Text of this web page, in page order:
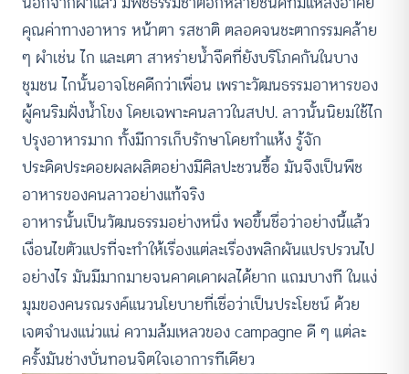
คุณค่าทางอาหาร หน้าตา รสชาติ ตลอดจนชะตากรรมคล้าย
ๆ ผำเช่น ไก และเตา สาหร่ายน้ำจืดที่ยังบริโภคกันในบาง
ชุมชน ไกนั้นอาจโชคดีกว่าเพื่อน เพราะวัฒนธรรมอาหารของ
ผู้คนริมฝั่งน้ำโขง โดยเฉพาะคนลาวในสปป. ลาวนั้นนิยมใช้ไก
ปรุงอาหารมาก ทั้งมีการเก็บรักษาโดยทำแห้ง รู้จัก
ประดิดประดอยผลผลิตอย่างมีศิลปะชวนซื้อ มันจึงเป็นพืช
อาหารของคนลาวอย่างแท้จริง
อาหารนั้นเป็นวัฒนธรรมอย่างหนึ่ง พอขึ้นชื่อว่าอย่างนี้แล้ว
เงื่อนไขตัวแปรที่จะทำให้เรื่องแต่ละเรื่องพลิกผันแปรปรวนไป
อย่างไร มันมีมากมายจนคาดเดาผลได้ยาก แถมบางที ในแง่
มุมของคนรณรงค์แนวนโยบายที่เชื่อว่าเป็นประโยชน์ ด้วย
เจตจำนงแน่วแน่ ความล้มเหลวของ campagne ดี ๆ แต่ละ
ครั้งมันช่างบั่นทอนจิตใจเอาการทีเดียว